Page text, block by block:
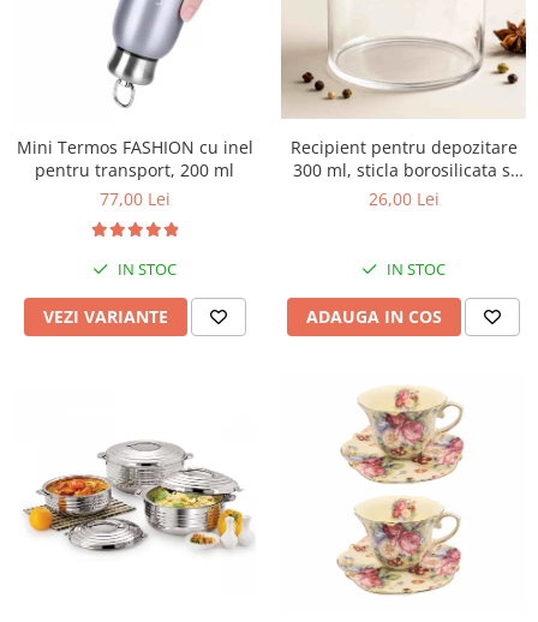
Mini Termos FASHION cu inel
pentru transport, 200 ml
77,00 Lei
IN STOC
VEZI VARIANTE
Recipient pentru depozitare
300 ml, sticla borosilicata si
capac din lemn
26,00 Lei
IN STOC
ADAUGA IN COS